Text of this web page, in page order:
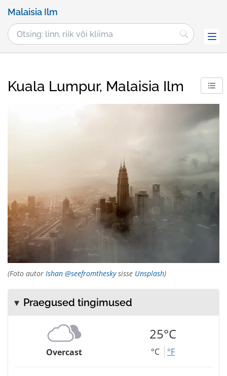
Malaisia Ilm
Kuala Lumpur, Malaisia Ilm
(Foto autor Ishan @seefromtheskysisse Unsplash)
Praegused tingimused
Overcast
25°C
°C °F